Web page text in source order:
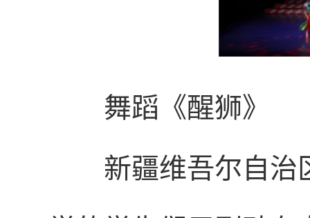
舞蹈《醒狮》
新疆维吾尔自治